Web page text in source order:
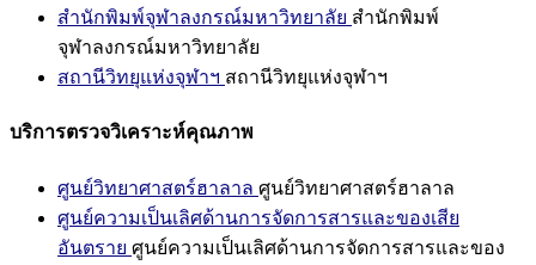
สำนักพิมพ์จุฬาลงกรณ์มหาวิทยาลัย สำนักพิมพ์
จุฬาลงกรณ์มหาวิทยาลัย
สถานีวิทยุแห่งจุฬาฯ สถานีวิทยุแห่งจุฬาฯ
บริการตรวจวิเคราะห์คุณภาพ
ศูนย์วิทยาศาสตร์ฮาลาล ศูนย์วิทยาศาสตร์ฮาลาล
ศูนย์ความเป็นเลิศด้านการจัดการสารและของเสีย
อันตราย ศูนย์ความเป็นเลิศด้านการจัดการสารและของ